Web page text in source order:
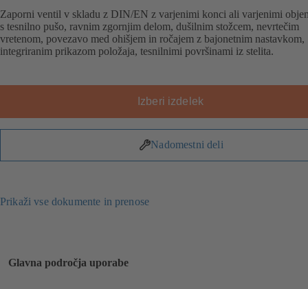
Zaporni ventil v skladu z DIN/EN z varjenimi konci ali varjenimi
s tesnilno pušo, ravnim zgornjim delom, dušilnim stožcem, nevrtečim
vretenom, povezavo med ohišjem in ročajem z bajonetnim nastavkom,
integriranim prikazom položaja, tesnilnimi površinami iz stelita.
Izberi izdelek
Nadomestni deli
Prikaži vse dokumente in prenose
Glavna področja uporabe